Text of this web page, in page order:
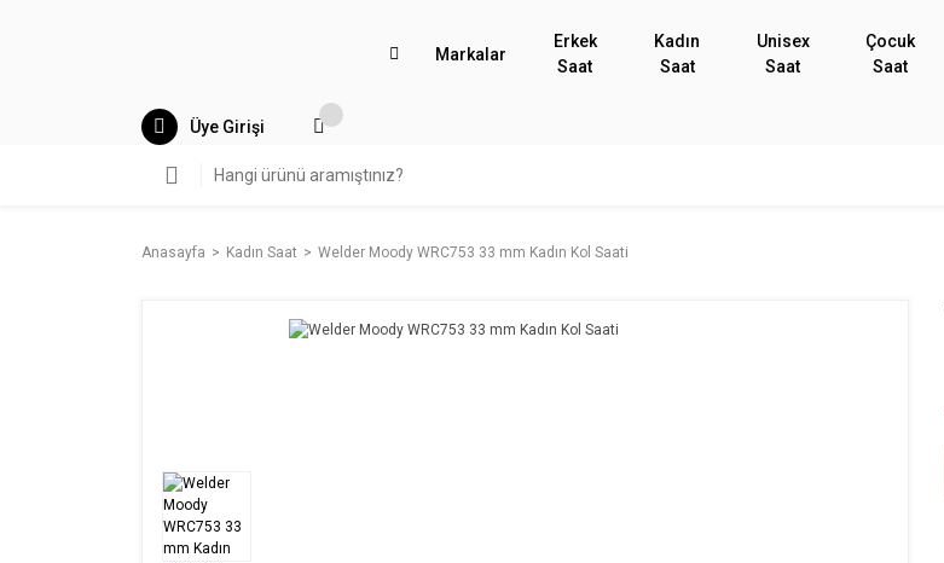
Markalar
Erkek
Saat
Kadın
Saat
Unisex
Saat
Çocuk
Saat
Üye Girişi
Anasayfa Kadın Saat Welder Moody WRC753 33 mm Kadın Kol Saati